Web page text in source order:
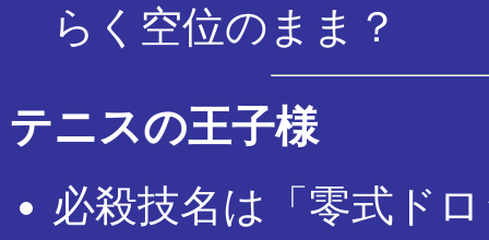
らく空位のまま？
テニスの王子様
必殺技名は「零式ド